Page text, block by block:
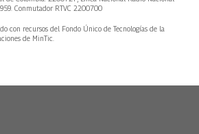
Conmutador RTVC 2200700
con recursos del Fondo Único de Tecnologías de la
de MinTic.